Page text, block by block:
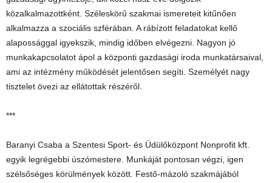
közalkalmazottként. Széleskörű szakmai ismereteit kitűnően
alkalmazza a szociális szférában. A rábízott feladatokat kellő
alapossággal igyekszik, mindig időben elvégezni. Nagyon jó
munkakapcsolatot ápol a központi gazdasági iroda munkatársaival,
ami az intézmény működését jelentősen segíti. Személyét nagy
tisztelet övezi az ellátottak részéről.
***
Baranyi Csaba a Szentesi Sport- és Üdülőközpont Nonprofit kft.
egyik legrégebbi úszómestere. Munkáját pontosan végzi, igen
szélsőséges körülmények között. Festő-mázoló szakmájából